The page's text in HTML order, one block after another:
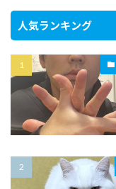
人気ランキング